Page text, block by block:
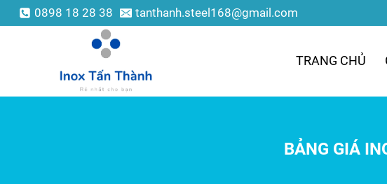
0898 18 28 38 tanthanh.steel168@gmail.com
TRANG CHỦ
BẢNG GIÁ